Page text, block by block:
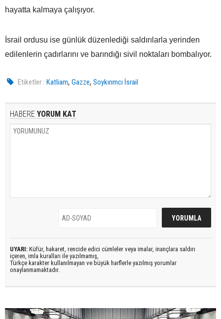
hayatta kalmaya çalışıyor.
İsrail ordusu ise günlük düzenlediği saldırılarla yerinden
edilenlerin çadırlarını ve barındığı sivil noktaları bombalıyor.
Etiketler : Katliam,Gazze,Soykırımcı İsrail
HABERE YORUM KAT
UYARI: Küfür, hakaret, rencide edici cümleler veya imalar, inançlara saldırı
içeren, imla kuralları ile yazılmamış,
Türkçe karakter kullanılmayan ve büyük harflerle yazılmış yorumlar
onaylanmamaktadır.